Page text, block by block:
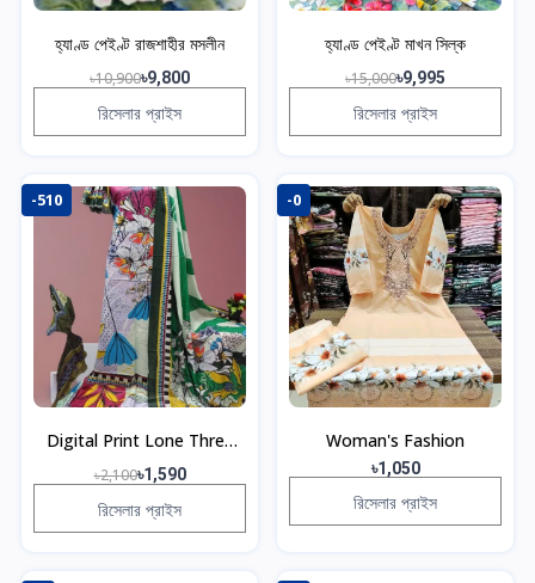
হ্যাণ্ড পেইণ্ট রাজশাহীর মসলীন
৳10,900৳9,800
রিসেলার প্রাইস
হ্যাণ্ড পেইণ্ট মাখন সিল্ক
৳15,000৳9,995
রিসেলার প্রাইস
-510
Digital Print Lone Three
Piece
৳2,100৳1,590
রিসেলার প্রাইস
-0
Woman's Fashion
৳1,050
রিসেলার প্রাইস